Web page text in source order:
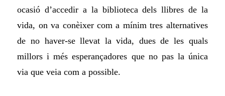
ocasió d’accedir a la biblioteca dels llibres de la
vida, on va conèixer com a mínim tres alternatives
de no haver-se llevat la vida, dues de les quals
millors i més esperançadores que no pas la única
via que veia com a possible.